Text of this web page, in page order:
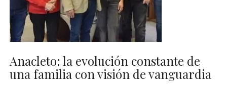
Anacleto: la evolución constante de
una familia con visión de vanguardia